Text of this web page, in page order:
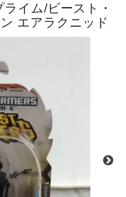
イム/ビースト・
エアラクニッド